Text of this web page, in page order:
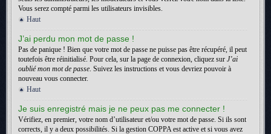
Vous serez compté parmi les utilisateurs invisibles.
Haut
J’ai perdu mon mot de passe !
Pas de panique ! Bien que votre mot de passe ne puisse pas être récupéré, il peut
toutefois être réinitialisé. Pour cela, sur la page de connexion, cliquez sur J’ai
oublié mon mot de passe. Suivez les instructions et vous devriez pouvoir à
nouveau vous connecter.
Haut
Je suis enregistré mais je ne peux pas me connecter !
Vérifiez, en premier, votre nom d’utilisateur et/ou votre mot de passe. Si ils sont
corrects, il y a deux possibilités. Si la gestion COPPA est active et si vous avez